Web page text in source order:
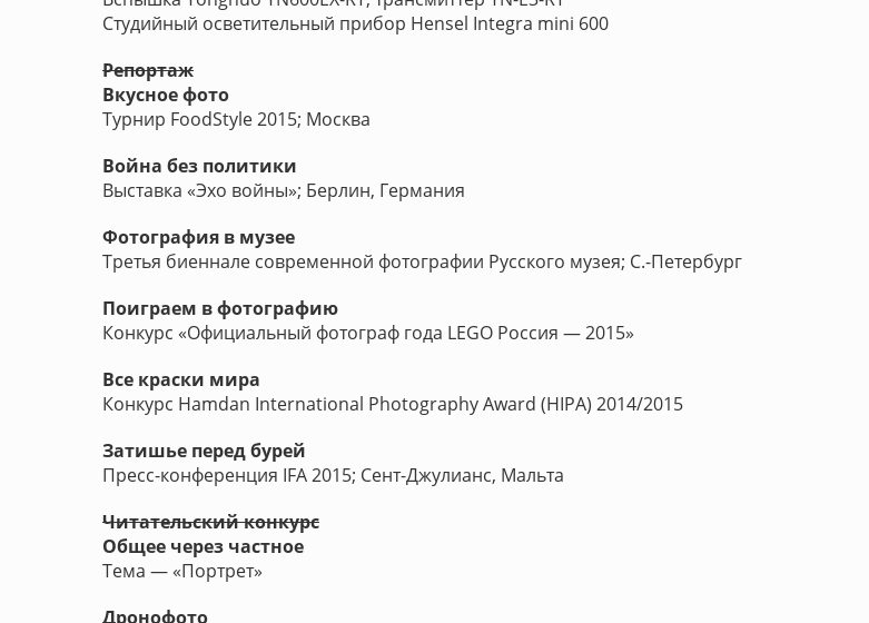
Студийный осветительный прибор Hensel Integra mini 600
Репортаж
Вкусное фото
Турнир FoodStyle 2015; Москва
Война без политики
Выставка «Эхо войны»; Берлин, Германия
Фотография в музее
Третья биеннале современной фотографии Русского музея; С.-Петербург
Поиграем в фотографию
Конкурс «Официальный фотограф года LEGO Россия — 2015»
Все краски мира
Конкурс Hamdan International Photography Award (HIPA) 2014/2015
Затишье перед бурей
Пресс-конференция IFA 2015; Сент-Джулианс, Мальта
Читательский конкурс
Общее через частное
Тема — «Портрет»
Дронофото